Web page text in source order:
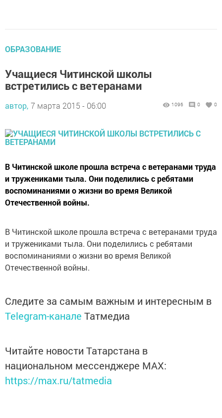
ОБРАЗОВАНИЕ
Учащиеся Читинской школы
встретились с ветеранами
автор, 7 марта 2015 - 06:00 1096 0 0
В Читинской школе прошла встреча с ветеранами труда
и тружениками тыла. Они поделились с ребятами
воспоминаниями о жизни во время Великой
Отечественной войны.
В Читинской школе прошла встреча с ветеранами труда
и тружениками тыла. Они поделились с ребятами
воспоминаниями о жизни во время Великой
Отечественной войны.
Следите за самым важным и интересным в
Telegram-канале Татмедиа
Читайте новости Татарстана в
национальном мессенджере MАХ:
https://max.ru/tatmedia